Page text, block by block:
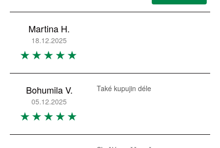
Martina H.
18.12.2025
Bohumila V.
05.12.2025
Také kupujin déle